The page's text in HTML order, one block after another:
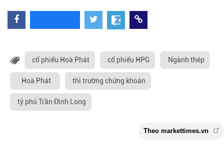
cổ phiếu Hoà Phát cổ phiếu HPG Ngành thép
Hoà Phát thì trường chứng khoán
tỷ phú Trần Đình Long